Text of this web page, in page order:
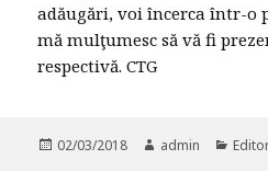
adăugări, voi încerca într-o
mă mulţumesc să vă fi
respectivă. CTG
Posted
02/03/2018 Author
admin